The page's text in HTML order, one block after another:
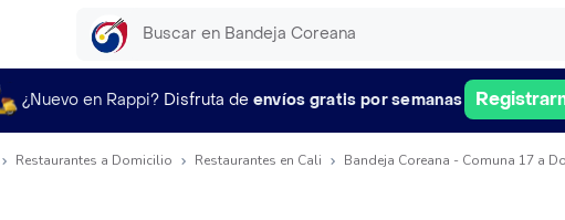
¿Nuevo en Rappi? Disfruta de envíos gratis por semanas
Restaurantes a Domicilio Restaurantes en Cali Bandeja Coreana - Comuna 17 a